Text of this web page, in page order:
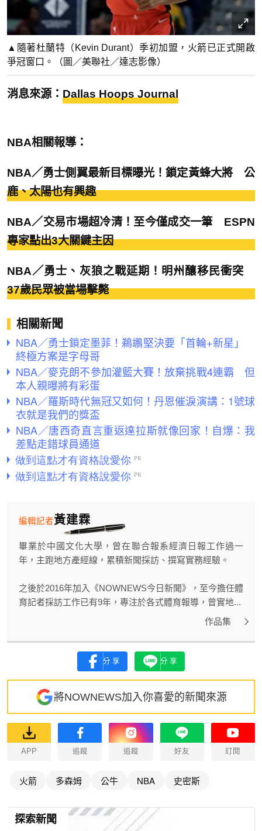
▲隨著杜蘭特（Kevin Durant）季初加盟，火箭已正式開啟
爭冠窗口。（圖／美聯社／達志影像）
消息來源： Dallas Hoops Journal
NBA相關報導：
NBA／勇士側翼最新目標曝光！鎖定黃蜂大將 公
鹿、太陽也有興趣
NBA／交易市場超冷清！至今僅成交一筆 ESPN
專家點出3大關鍵主因
NBA／勇士、灰狼之戰延期！明州釀移民衝突
37歲民眾被當場擊斃
相關新聞
NBA／勇士鎖定墨菲！鵜鶘堅決要「首輪+新星」
終極方案是字母哥
NBA／麥克朗不參加灌籃大賽！放棄挑戰4連霸 但
本人親曝將有彩蛋
NBA／羅斯時代無冠又如何！丹恩催淚演講：1號球
衣就是我們的獎盃
NBA／唐西奇直言重返達拉斯就像回家！自爆：我
差點走錯球員通道
黃建霖
編輯記者
畢業於中國文化大學，曾在聯合報系經濟日報工作過一
年，主跑地方產經線，累積新聞採訪、撰寫實務經驗。
之後於2016年加入《NOWNEWS今日新聞》，至今擔任體
育記者採訪工作已有9年，專注於各式體育報導，曾實地...
作品集
分享 分享
將NOWNEWS加入你喜愛的新聞來源
APP 追蹤 追蹤 好友 訂閱
火箭 多森姆 公牛 NBA 史密斯
探索新聞